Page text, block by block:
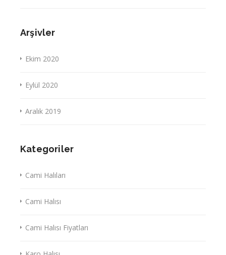
Arşivler
Ekim 2020
Eylül 2020
Aralık 2019
Kategoriler
Cami Halıları
Cami Halısı
Cami Halısı Fiyatları